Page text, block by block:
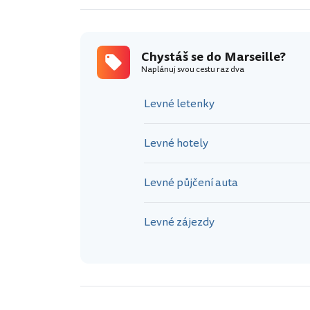
https://
marseille-
Palác
na oslavu
Chystáš se do Marseille?
Naplánuj svou cestu raz dva
Levné letenky
Levné hotely
Levné půjčení auta
Levné zájezdy